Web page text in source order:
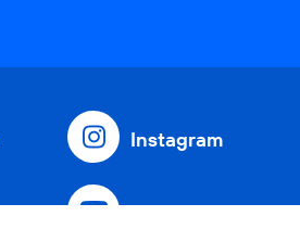
Instagram
YouTube